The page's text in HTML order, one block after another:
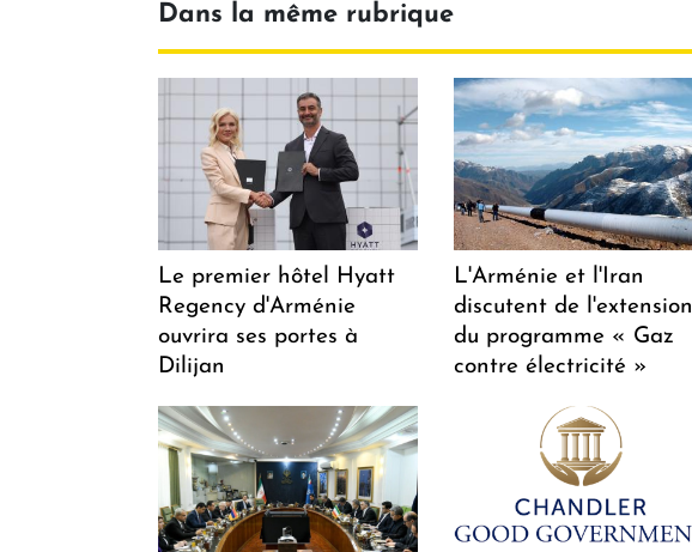
Dans la même rubrique
Le premier hôtel Hyatt
Regency d'Arménie
ouvrira ses portes à
Dilijan
L'Arménie et l'Iran
discutent de l'extension
du programme « Gaz
contre électricité »